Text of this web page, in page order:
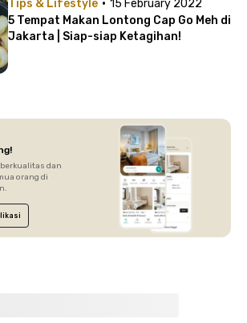
Tips & Lifestyle · 15 February 2022
5 Tempat Makan Lontong Cap Go Meh di
Jakarta | Siap-siap Ketagihan!
dan
orang di